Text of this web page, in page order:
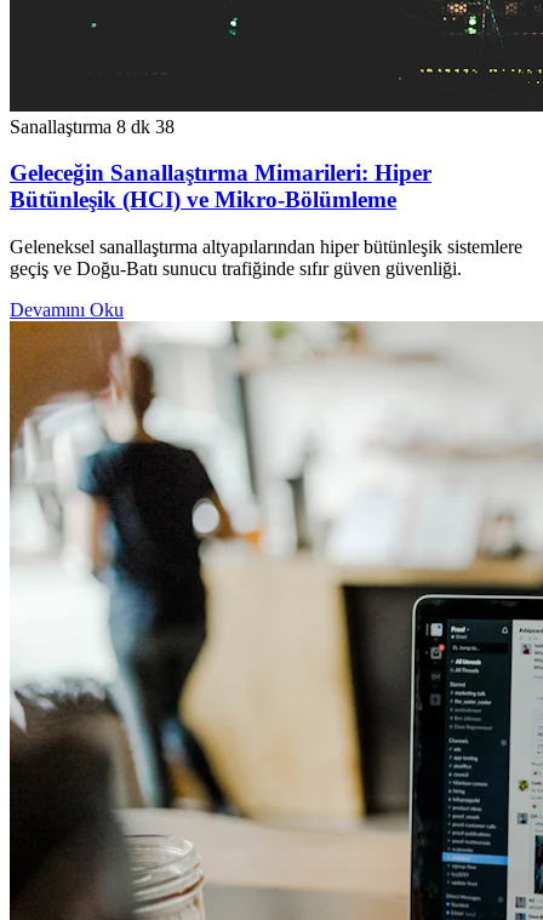
Sanallaştırma 8 dk 38
Geleceğin Sanallaştırma Mimarileri: Hiper
Bütünleşik (HCI) ve Mikro-Bölümleme
Geleneksel sanallaştırma altyapılarından hiper bütünleşik sistemlere
geçiş ve Doğu-Batı sunucu trafiğinde sıfır güven güvenliği.
Devamını Oku